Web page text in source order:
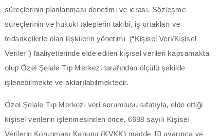
panel
Panel
süreçlerinin planlanması denetimi ve icrası, Sözleşme
süreçlerinin ve hukuki taleplerin takibi, iş ortakları ve
tedarikçilerle olan ilişkilerin yönetimi (“Kişisel Veri/Kişisel
Veriler”) faaliyetlerinde elde edilen kişisel verileri kapsamakta
olup Özel Şelale Tıp Merkezi tarafından ölçülü şekilde
işlenebilmekte ve aktarılabilmektedir.
Özel Şelale Tıp Merkezi veri sorumlusu sıfatıyla, elde ettiği
kişisel verilerin işlenmesinden önce, 6698 sayılı Kişisel
Verilerin Korunması Kanunu (KVKK) madde 10 uyarınca ve